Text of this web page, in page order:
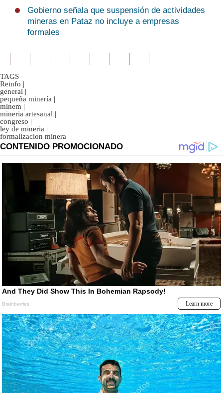
Gobierno señala que suspensión de actividades
mineras en Pataz no incluye a empresas
formales
TAGS
Reinfo |
general |
pequeña minería |
minem |
mineria artesanal |
congreso |
ley de mineria |
formalizacion minera